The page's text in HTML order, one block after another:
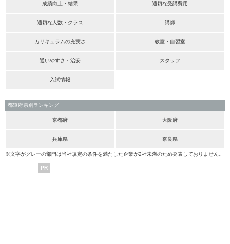
成績向上・結果 適切な受講費用
適切な人数・クラス 講師
カリキュラムの充実さ 教室・自習室
通いやすさ・治安 スタッフ
入試情報
都道府県別ランキング
京都府 大阪府
兵庫県 奈良県
※文字がグレーの部門は当社規定の条件を満たした企業が2社未満のため発表しておりません。
PR